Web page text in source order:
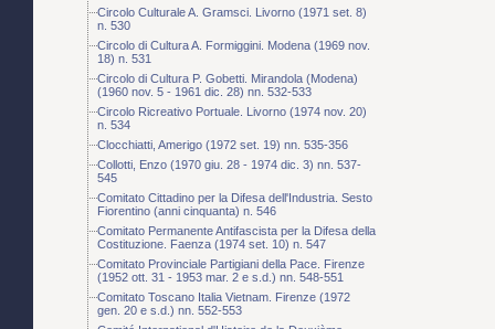
Circolo Culturale A. Gramsci. Livorno (1971 set. 8)
n. 530
Circolo di Cultura A. Formiggini. Modena (1969 nov.
18) n. 531
Circolo di Cultura P. Gobetti. Mirandola (Modena)
(1960 nov. 5 - 1961 dic. 28) nn. 532-533
Circolo Ricreativo Portuale. Livorno (1974 nov. 20)
n. 534
Clocchiatti, Amerigo (1972 set. 19) nn. 535-356
Collotti, Enzo (1970 giu. 28 - 1974 dic. 3) nn. 537-
545
Comitato Cittadino per la Difesa dell'Industria. Sesto
Fiorentino (anni cinquanta) n. 546
Comitato Permanente Antifascista per la Difesa della
Costituzione. Faenza (1974 set. 10) n. 547
Comitato Provinciale Partigiani della Pace. Firenze
(1952 ott. 31 - 1953 mar. 2 e s.d.) nn. 548-551
Comitato Toscano Italia Vietnam. Firenze (1972
gen. 20 e s.d.) nn. 552-553